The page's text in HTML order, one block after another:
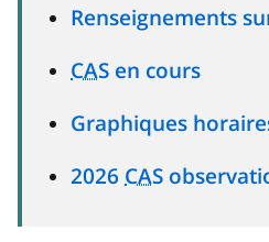
Renseignements
CAS en cours
Graphiques
2026 CAS